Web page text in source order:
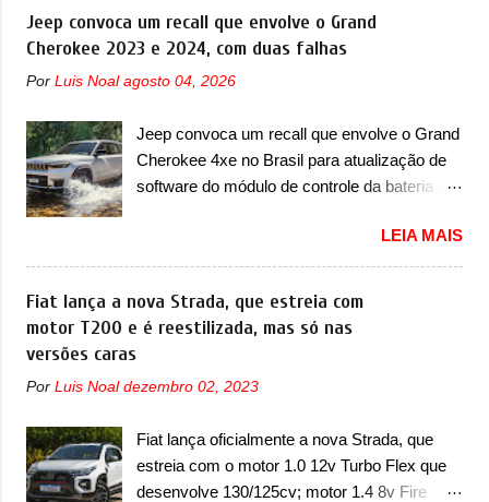
Apoiada pela Stellantis, a marca confirmou a
estreia de um novo modelo compacto à sua
marca revelou as primeiras imagens teaser
versão mais esportiva, o A05s. Previsto para
ser lançado ainda neste ano na China, o
compacto elétrico colocará a Leapmotor para
de compactos, como BYD Dolphin e Geely
EX2. Visualmente, o A05 conta com um
design já visto por outros modelos da marca,
em especial do SUV compacto A10.
nasce com um design que está bastante
faróis com um desenho mais retangular, com
um pequeno prolongamento para as laterais.
Os faróis cont...
Jeep convoca um recall que envolve o Grand
Cherokee 2023 e 2024, com duas falhas
Por Luis Noal agosto 04, 2026
Jeep convoca um recall que envolve o Grand
Cherokee 4xe no Brasil para atualização de
software do módulo de controle da bateria e
Jeep convocou no dia 10 de outubro de 2025
um chamado que envolve os proprietários do
Grand Cherokee 4xe, em sua versão única
Limited, com unidades de ano/modelo 2023 e
concessionária mais próxima para a solução
uma atualização do software do módulo de
controle da bateria (AHCP e HCP). Para
LEIA MAIS
Fiat lança a nova Strada, que estreia com
motor T200 e é reestilizada, mas só nas
versões caras
Por Luis Noal dezembro 02, 2023
Fiat lança oficialmente a nova Strada, que
estreia com o motor 1.0 12v Turbo Flex que
desenvolve 130/125cv; motor 1.4 8v Fire